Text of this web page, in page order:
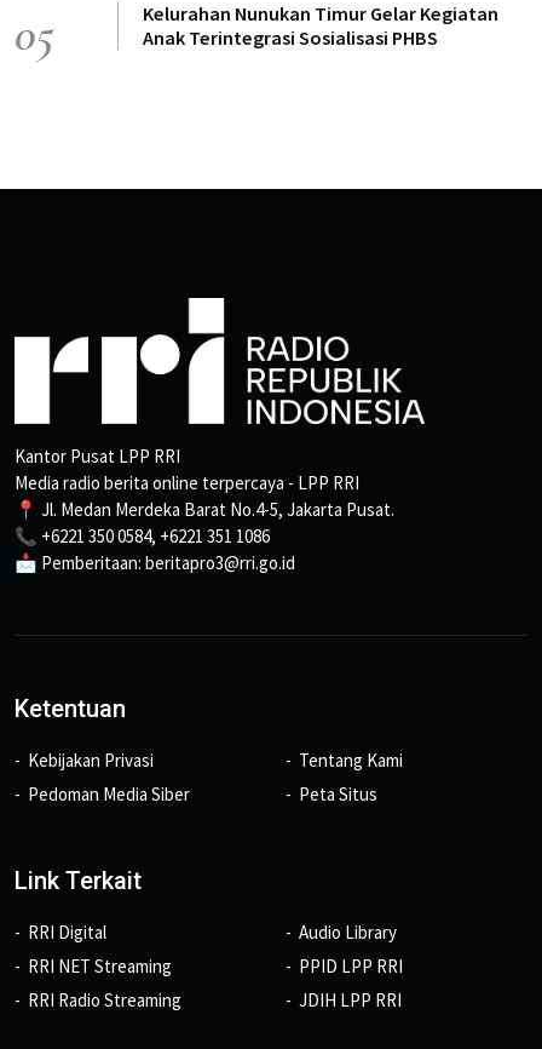
05
Kelurahan Nunukan Timur Gelar Kegiatan
Anak Terintegrasi Sosialisasi PHBS
Kantor Pusat LPP RRI
Media radio berita online terpercaya - LPP RRI
📍 Jl. Medan Merdeka Barat No.4-5, Jakarta Pusat.
📞 +6221 350 0584, +6221 351 1086
📩 Pemberitaan: beritapro3@rri.go.id
Ketentuan
Kebijakan Privasi
Pedoman Media Siber
Tentang Kami
Peta Situs
Link Terkait
RRI Digital
RRI NET Streaming
RRI Radio Streaming
Audio Library
PPID LPP RRI
JDIH LPP RRI